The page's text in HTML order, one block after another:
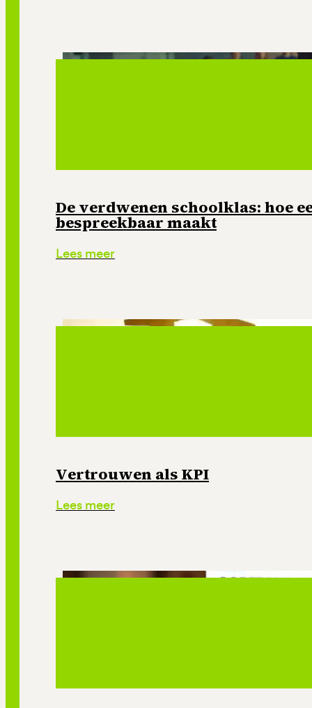
De verdwenen schoolklas: hoe
bespreekbaar maakt
Lees meer
Vertrouwen als KPI
Lees meer